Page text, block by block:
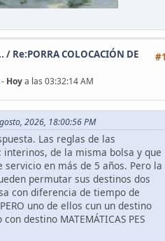
/ Re:PORRA COLOCACIÓN DE
- Hoya las 03:32:14 AM
2026, 18:00:56 PM
Las reglas de las
interinos, de la misma bolsa y que
en más de 5 años. Pero la
permutar sus destinos dos
con diferencia de tiempo de
uno de ellos cun un destino
destino MATEMÁTICAS PES